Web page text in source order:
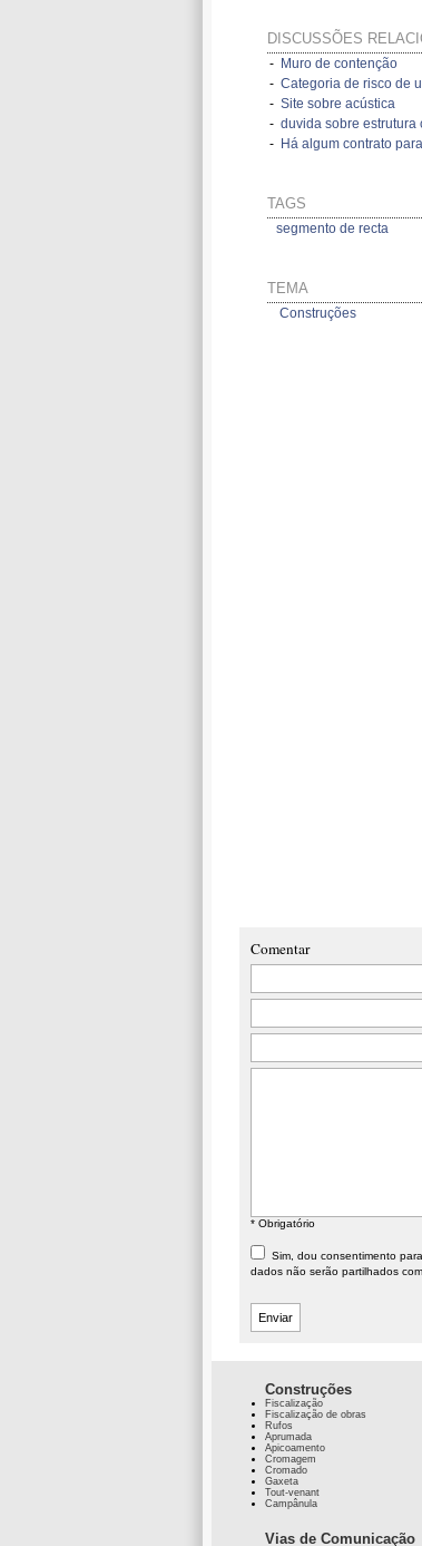
DISCUSSÕES
- Muro de contenção
- Categoria de risco de
- Site sobre acústica
- duvida sobre estrutura
- Há algum contrato
TAGS
segmento de recta
TEMA
Construções
Comentar
* Obrigatório
Sim, dou consentimento
dados não serão partilhados
Construções
Fiscalização
Fiscalização de obras
Rufos
Aprumada
Apicoamento
Cromagem
Cromado
Gaxeta
Tout-venant
Campânula
Vias de Comunicação